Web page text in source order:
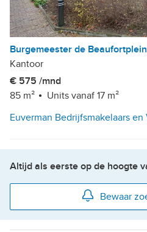
Burgemeester de
Kantoor
€ 575 /mnd
85 m²
Units vanaf 17 m²
Euverman Bedrijfsmakelaars
Altijd als eerste op de hoogte
Bewaar